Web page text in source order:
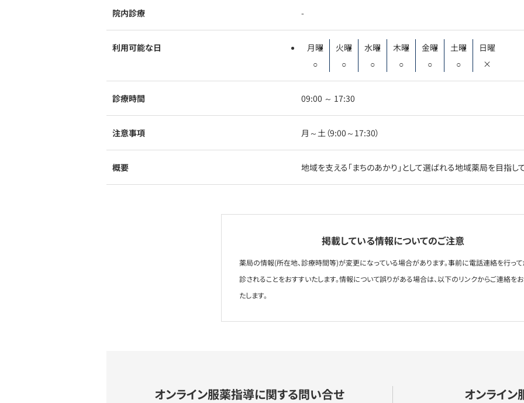
院内診療 -
利用可能な日
月曜
○
火曜
○
水曜
○
木曜
○
金曜
○
土曜
○
日曜
×
診療時間 09:00 ～ 17:30
注意事項 月～土（9:00～17:30）
概要 地域を支える「まちのあかり」として選ばれる地域薬局を目指し
掲載している情報についてのご注意
薬局の情報(所在地、診療時間等)が変更になっている場合があります。事前に電話連絡を行っ
診されることをおすすいたします。情報について誤りがある場合は、以下のリンクからご連絡を
たします。
オンライン服薬指導に関する問い合せ オンライ